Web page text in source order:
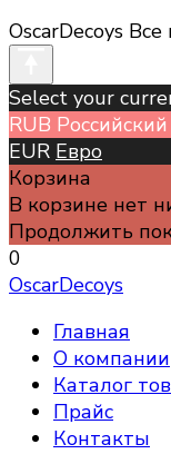
OscarDecoys
Select your
RUB
EUR Евро
Корзина
В корзине нет
Продолжить
0
OscarDecoys
Главная
О компании
Каталог
Прайс
Контакты